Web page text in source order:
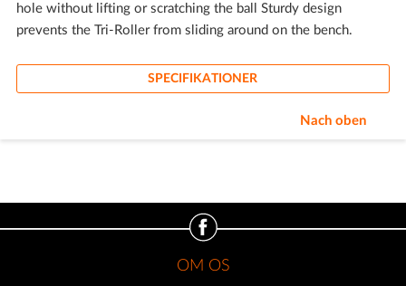
hole without lifting or scratching the ball Sturdy design
prevents the Tri-Roller from sliding around on the bench.
SPECIFIKATIONER
Nach oben
OM OS